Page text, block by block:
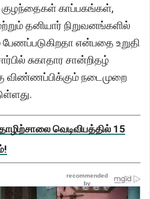
காப்பகங்கள்,
தனியார் நிறுவனங்களில்
பேணப்படுகிறதா என்பதை உறுதி
சுகாதார சான்றிதழ்
விண்ணப்பிக்கும் நடைமுறை
வெடிவிபத்தில் 15